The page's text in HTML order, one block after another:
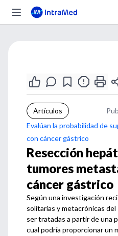
Artículos
Evalúan la probabilidad de
con cáncer gástrico
Resección
tumores
cáncer gástrico
Según una investigación
solitarias y metacrónicas
ser tratadas a partir de una
cual podría proporcionar un